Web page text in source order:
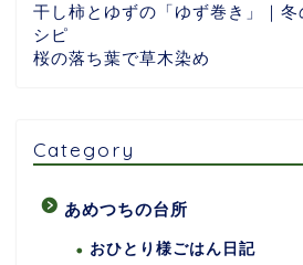
干し柿とゆずの「ゆず巻き」｜
シピ
桜の落ち葉で草木染め
Category
あめつちの台所
おひとり様ごはん日記